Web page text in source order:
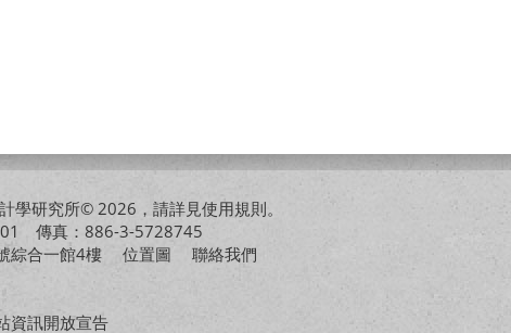
學研究所© 2026，請詳見使用規則。
傳真：886-3-5728745
綜合一館4樓 位置圖
聯絡我們
資訊開放宣告